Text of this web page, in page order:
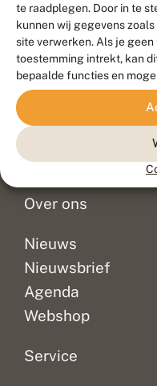
te raadplegen. Door in te
kunnen wij gegevens
site verwerken. Als je
toestemming intrekt, kan
bepaalde functies en
Contact
Veelgestelde
Doneer
Over ons
Nieuws
Nieuwsbrief
Agenda
Webshop
Service
Meld
©
Duurzaam ontwikkeld